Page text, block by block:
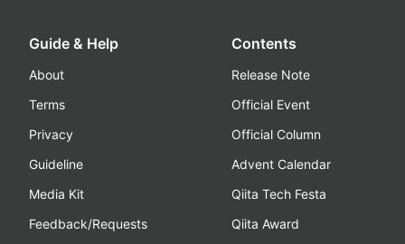
Guide & Help
About
Terms
Privacy
Guideline
Media Kit
Feedback/Requests
Contents
Release Note
Official Event
Official Column
Advent Calendar
Qiita Tech Festa
Qiita Award